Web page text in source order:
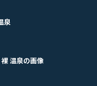
泉
温泉の画像